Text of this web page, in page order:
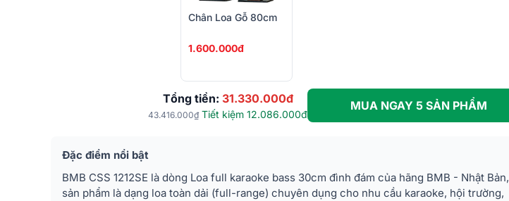
Chân Loa Gỗ 80cm
1.600.000đ
Tổng tiền: 31.330.000đ
43.416.000₫ Tiết kiệm 12.086.000đ
MUA NGAY 5 SẢN PHẨM
Đặc điểm nổi bật
BMB CSS 1212SE là dòng Loa full karaoke bass 30cm đình đám của hãng BMB - Nhật Bản,
sản phẩm là dạng loa toàn dải (full-range) chuyên dụng cho nhu cầu karaoke, hội trường,